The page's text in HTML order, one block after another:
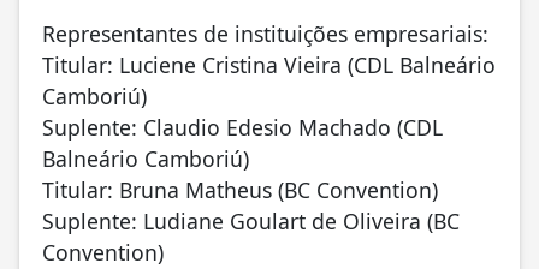
Representantes de instituições empresariais:
Titular: Luciene Cristina Vieira (CDL Balneário
Camboriú)
Suplente: Claudio Edesio Machado (CDL
Balneário Camboriú)
Titular: Bruna Matheus (BC Convention)
Suplente: Ludiane Goulart de Oliveira (BC
Convention)